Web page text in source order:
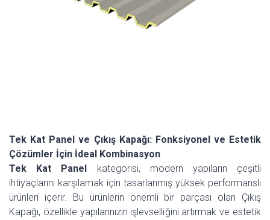
Tek Kat Panel ve Çıkış Kapağı: Fonksiyonel ve Estetik
Çözümler İçin İdeal Kombinasyon
Tek Kat Panel kategorisi, modern yapıların çeşitli
ihtiyaçlarını karşılamak için tasarlanmış yüksek performanslı
ürünleri içerir. Bu ürünlerin önemli bir parçası olan Çıkış
Kapağı, özellikle yapılarınızın işlevselliğini artırmak ve estetik